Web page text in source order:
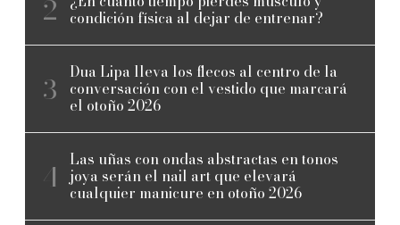
condición física al dejar de entrenar?
Dua Lipa lleva los flecos al centro de la
conversación con el vestido que marcará
el otoño 2026
Las uñas con ondas abstractas en tonos
joya serán el nail art que elevará
cualquier manicure en otoño 2026